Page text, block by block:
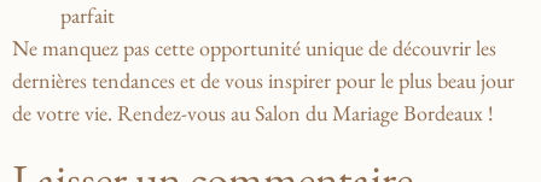
parfait
Ne manquez pas cette opportunité unique de découvrir les
dernières tendances et de⁣ vous inspirer pour le⁤ plus beau jour
de votre vie. Rendez-vous au Salon du Mariage Bordeaux !